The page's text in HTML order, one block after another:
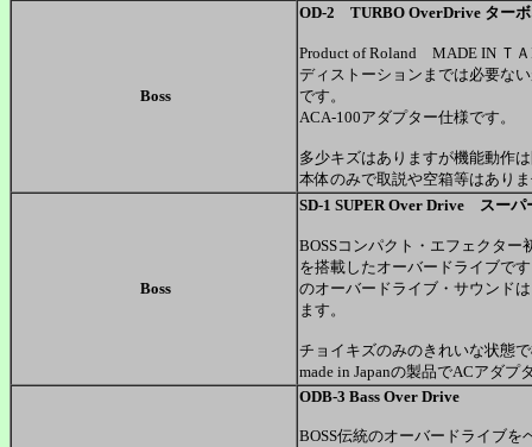
Boss
OD-2 TURBO OverDrive ター
Product of Roland MADE IN Ｔ
ディストーションまでは必要な
です。
ACA-100アダプター仕様です。
多少キズはありますが機能動作
本体のみで取説や空箱等はあり
Boss
SD-1 SUPER Over Drive スー
BOSSコンパクト・エフェクタ
を搭載したオーバードライブで
のオーバードライブ・サウンド
ます。
チョイキズのみのきれいな状態
made in Japanの製品でACアダ
ODB-3 Bass Over Drive
BOSS伝統のオーバードライブ